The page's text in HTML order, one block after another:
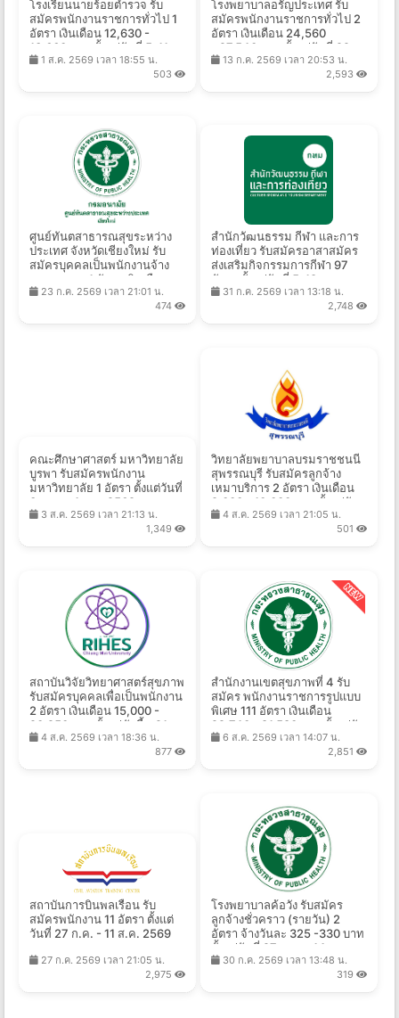
โรงเรียนนายร้อยตำรวจ รับ
สมัครพนักงานราชการทั่วไป 1
อัตรา เงินเดือน 12,630 -
13,660 บาท ตั้งแต่วันที่ 5-11
ส.ค. 2569
1 ส.ค. 2569 เวลา 18:55 น.
503
โรงพยาบาลอรัญประเทศ รับ
สมัครพนักงานราชการทั่วไป 2
อัตรา เงินเดือน 24,560
- 27,540 บาท ตั้งแต่วันที่ 22
ก.ค. - 21 ส.ค. 2569
13 ก.ค. 2569 เวลา 20:53 น.
2,593
ศูนย์ทันตสาธารณสุขระหว่าง
ประเทศ จังหวัดเชียงใหม่ รับ
สมัครบุคคลเป็นพนักงานจ้าง
เหมาบุคคล 1 อัตรา เงินเดือน
9,400 บาท ตั้งแต่วันที่ 3 - 13
23 ก.ค. 2569 เวลา 21:01 น.
474
สำนักวัฒนธรรม กีฬา และการ
ท่องเที่ยว รับสมัครอาสาสมัคร
ส่งเสริมกิจกรรมการกีฬา 97
อัตรา ตั้งแต่วันที่ 5-18 ส.ค.
2569
31 ก.ค. 2569 เวลา 13:18 น.
2,748
คณะศึกษาศาสตร์ มหาวิทยาลัย
บูรพา รับสมัครพนักงาน
มหาวิทยาลัย 1 อัตรา ตั้งแต่วันที่
3 ส.ค. - 4 ก.ย. 2569
3 ส.ค. 2569 เวลา 21:13 น.
1,349
วิทยาลัยพยาบาลบรมราชชนนี
สุพรรณบุรี รับสมัครลูกจ้าง
เหมาบริการ 2 อัตรา เงินเดือน
9,000 - 10,000 บาท ตั้งแต่วัน
ที่ 1-10 ส.ค. 2569
4 ส.ค. 2569 เวลา 21:05 น.
501
สถาบันวิจัยวิทยาศาสตร์สุขภาพ
รับสมัครบุคคลเพื่อเป็นพนักงาน
2 อัตรา เงินเดือน 15,000 -
20,250 บาท ตั้งแต่บัดนี้ - 21
ส.ค. 2569
4 ส.ค. 2569 เวลา 18:36 น.
877
สำนักงานเขตสุขภาพที่ 4 รับ
สมัคร พนักงานราชการรูปแบบ
พิเศษ 111 อัตรา เงินเดือน
22,740 - 81,580 บาท ตั้งแต่วัน
ที่ 17-28 ส.ค. 2569
6 ส.ค. 2569 เวลา 14:07 น.
2,851
สถาบันการบินพลเรือน รับ
สมัครพนักงาน 11 อัตรา ตั้งแต่
วันที่ 27 ก.ค. - 11 ส.ค. 2569
27 ก.ค. 2569 เวลา 21:05 น.
2,975
โรงพยาบาลค้อวัง รับสมัคร
ลูกจ้างชั่วคราว (รายวัน) 2
อัตรา จ้างวันละ 325 -330 บาท
ตั้งแต่วันที่ 27 ก.ค. - 14 ส.ค.
2569
30 ก.ค. 2569 เวลา 13:48 น.
319